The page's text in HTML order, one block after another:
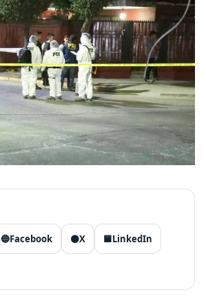
🔵Facebook ⚫X 🟦LinkedIn